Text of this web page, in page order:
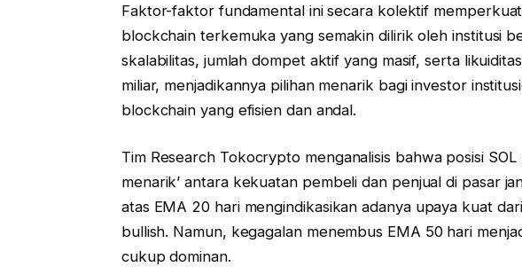
Faktor-faktor fundamental ini secara kolektif
blockchain terkemuka yang semakin dilirik oleh institusi
skalabilitas, jumlah dompet aktif yang masif, serta
miliar, menjadikannya pilihan menarik bagi investor
blockchain yang efisien dan andal.
Tim Research Tokocrypto menganalisis bahwa posisi
menarik’ antara kekuatan pembeli dan penjual di pasar
atas EMA 20 hari mengindikasikan adanya upaya kuat
bullish. Namun, kegagalan menembus EMA 50 hari
cukup dominan.